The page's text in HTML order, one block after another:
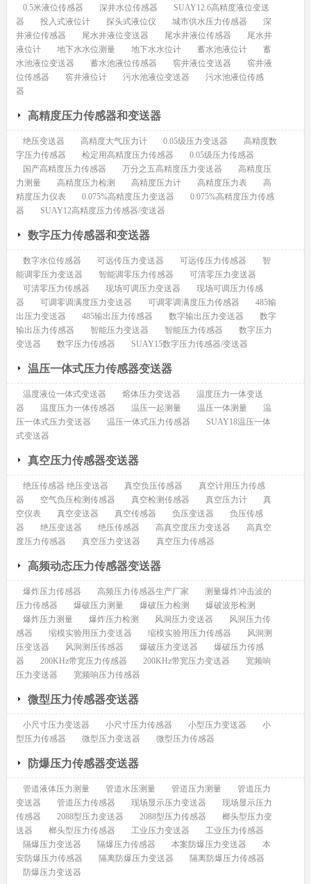
0.5米液位传感器 深井水位传感器
SUAY12.6高精度液位变送
器
投入式液位计 探头式液位仪 城市供水压力传感器
深
井液位传感器
尾水井液位变送器 尾水井液位传感器
尾水井
液位计
地下水水位测量 地下水水位计 蓄水池液位计
蓄
水池液位变送器
蓄水池液位传感器 窖井液位变送器
窖井液
位传感器
窖井液位计 污水池液位变送器
污水池液位传感
器
高精度压力传感器和变送器
绝压变送器 高精度大气压力计 0.05级压力变送器
高精度数
字压力传感器
检定用高精度压力传感器
0.05级压力传感器
国产高精度压力传感器
万分之五高精度压力变送器
高精度压
力测量
高精度压力检测 高精度压力计 高精度压力表
高
精度压力仪表
0.075%高精度压力变送器
0.075%高精度压力传感
器
SUAY12高精度压力传感器/变送器
数字压力传感器和变送器
数字水位传感器 可远传压力变送器 可远传压力传感器
智
能调零压力变送器
智能调零压力传感器
可清零压力变送器
可清零压力传感器
现场可调压力变送器
现场可调压力传感
器
可调零调满度压力变送器 可调零调满度压力传感器
485输
出压力变送器
485输出压力传感器 数字输出压力变送器
数字
输出压力传感器
智能压力变送器 智能压力传感器
数字压力
变送器
数字压力传感器 SUAY15数字压力传感器/变送器
温压一体式压力传感器变送器
温度液位一体式变送器 熔体压力变送器
温度压力一体变送
器
温度压力一体传感器 温压一起测量 温压一体测量
温
压一体式压力变送器
温压一体式压力传感器
SUAY18温压一体
式变送器
真空压力传感器变送器
绝压传感器 绝压变送器 真空负压传感器
真空计用压力传感
器
空气负压检测传感器 真空检测传感器 真空压力计
真
空仪表
真空变送器 真空传感器 负压变送器
负压传感
器
绝压变送器 绝压传感器 高真空度压力变送器
高真空
度压力传感器
真空压力变送器 真空压力传感器
高频动态压力传感器变送器
爆炸压力传感器 高频压力传感器生产厂家
测量爆炸冲击波的
压力传感器
爆破压力测量 爆破压力检测
爆破波形检测
爆炸压力测量
爆炸压力检测 风洞压力变送器
风洞压力传
感器
缩模实验用压力变送器 缩模实验用压力传感器
风洞测
压变送器
风洞测压传感器 爆破压力变送器
爆破压力传感
器
200KHz带宽压力传感器 200KHz带宽压力变送器
宽频响
压力变送器
宽频响压力传感器
微型压力传感器变送器
小尺寸压力变送器 小尺寸压力传感器 小型压力变送器
小
型压力传感器
微型压力变送器 微型压力传感器
防爆压力传感器变送器
管道液体压力测量 管道水压测量 管道压力测量
管道压力
变送器
管道压力传感器 现场显示压力变送器
现场显示压力
传感器
2088型压力变送器 2088型压力传感器
榔头型压力变
送器
榔头型压力传感器 工业压力变送器
工业压力传感器
隔爆压力变送器
隔爆压力传感器 本案防爆压力变送器
本
安防爆压力传感器
隔离防爆压力变送器
隔离防爆压力传感器
防爆压力变送器